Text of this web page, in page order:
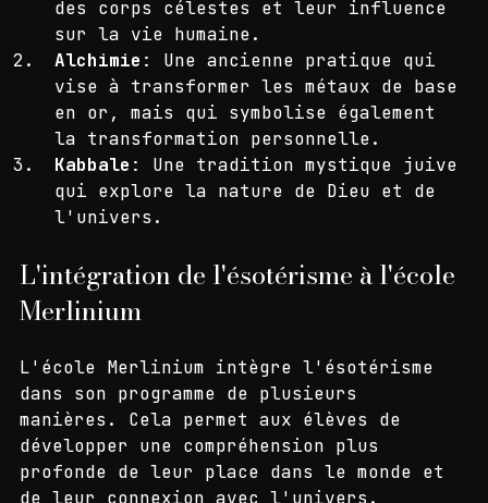
Astrologie : L'étude des mouvements
des corps célestes et leur influence
sur la vie humaine.
Alchimie: Une ancienne pratique qui
vise à transformer les métaux de base
en or, mais qui symbolise également
la transformation personnelle.
Kabbale : Une tradition mystique juive
qui explore la nature de Dieu et de
L'intégration de l'ésotérisme à l'école
Merlinium
L'école Merlinium intègre l'ésotérisme
dans son programme de plusieurs
manières. Cela permet aux élèves de
développer une compréhension plus